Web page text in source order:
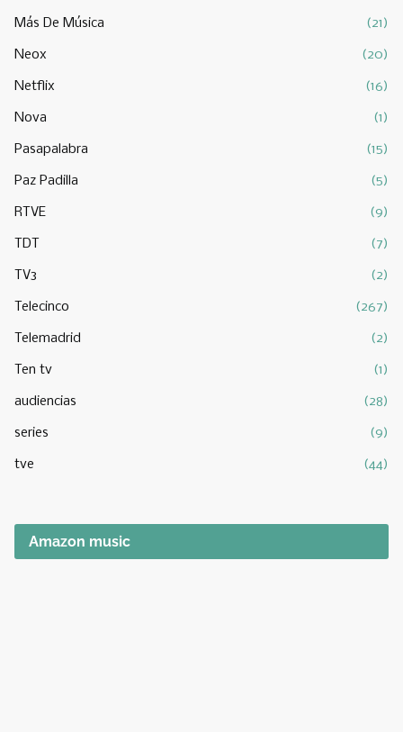
Más De Música (21)
Neox (20)
Netflix (16)
Nova (1)
Pasapalabra (15)
Paz Padilla (5)
RTVE (9)
TDT (7)
TV3 (2)
Telecinco (267)
Telemadrid (2)
Ten tv (1)
audiencias (28)
series (9)
tve (44)
Amazon music